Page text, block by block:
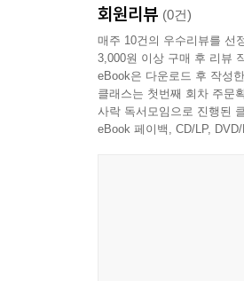
회원리뷰 (0건)
매주 10건의 우수리뷰를 선
3,000원 이상 구매 후 리뷰
eBook은 다운로드 후 작성
클래스는 첫번째 회차 주문
사락 독서모임으로 진행된
eBook 페이백, CD/LP,